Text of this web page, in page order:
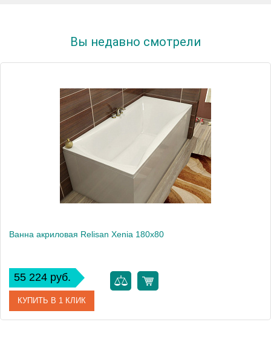
Вы недавно смотрели
Ванна акриловая Relisan Xenia 180x80
55 224 руб.
КУПИТЬ В 1 КЛИК